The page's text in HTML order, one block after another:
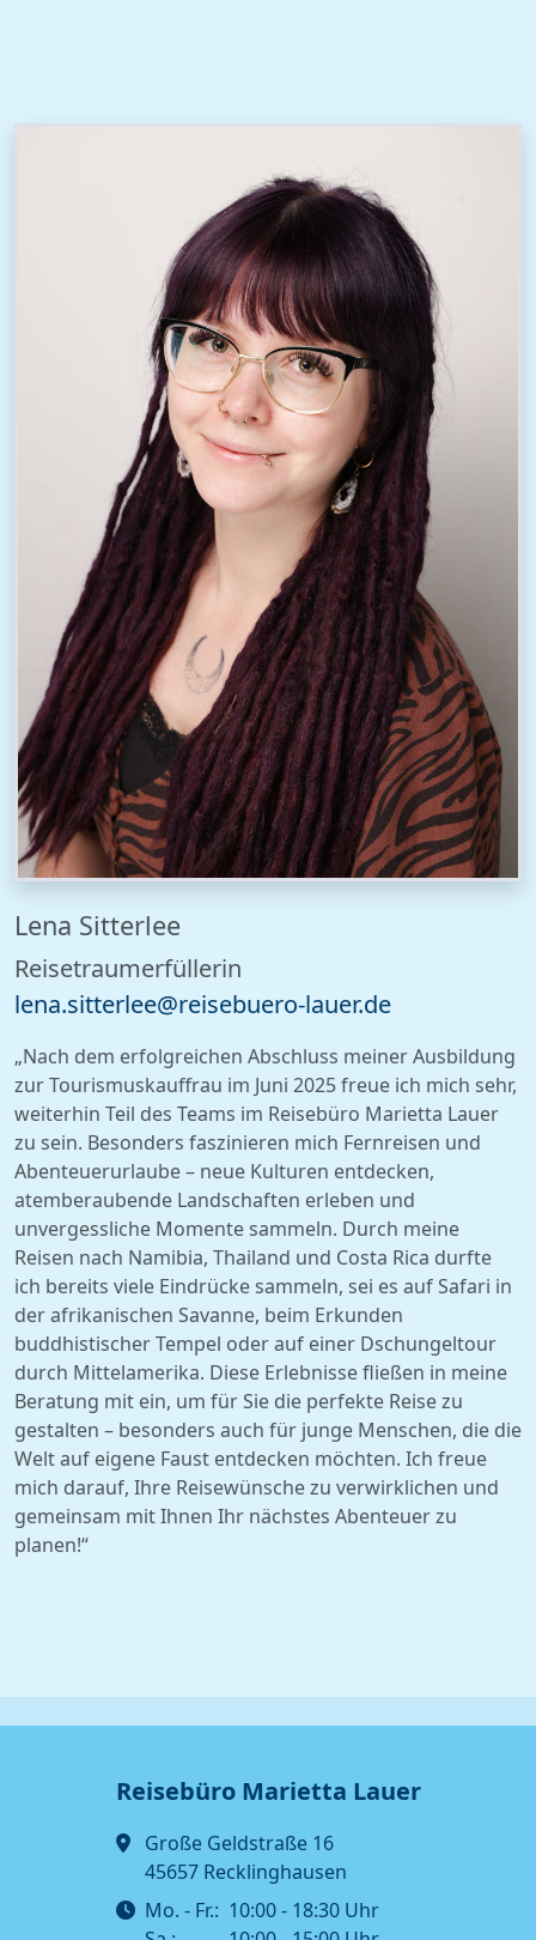
Lena Sitterlee
Reisetraumerfüllerin
lena.sitterlee@reisebuero-lauer.de
„Nach dem erfolgreichen Abschluss meiner Ausbildung
zur Tourismuskauffrau im Juni 2025 freue ich mich sehr,
weiterhin Teil des Teams im Reisebüro Marietta Lauer
zu sein. Besonders faszinieren mich Fernreisen und
Abenteuerurlaube – neue Kulturen entdecken,
atemberaubende Landschaften erleben und
unvergessliche Momente sammeln. Durch meine
Reisen nach Namibia, Thailand und Costa Rica durfte
ich bereits viele Eindrücke sammeln, sei es auf Safari in
der afrikanischen Savanne, beim Erkunden
buddhistischer Tempel oder auf einer Dschungeltour
durch Mittelamerika. Diese Erlebnisse fließen in meine
Beratung mit ein, um für Sie die perfekte Reise zu
gestalten – besonders auch für junge Menschen, die die
Welt auf eigene Faust entdecken möchten. Ich freue
mich darauf, Ihre Reisewünsche zu verwirklichen und
gemeinsam mit Ihnen Ihr nächstes Abenteuer zu
planen!“
Reisebüro Marietta Lauer
Große Geldstraße 16
45657 Recklinghausen
Mo. - Fr.: 10:00 - 18:30 Uhr